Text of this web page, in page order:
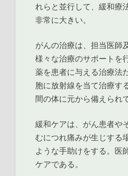
れらと並行して、緩和療
非常に大きい。
がんの治療は、担当医師
様々な治療のサポートを
薬を患者に与える治療法
胞に放射線を当て治療す
間の体に元から備えられ
緩和ケアは、がん患者や
むにつれ痛みが生じする
ような手助けをする。医
ケアである。